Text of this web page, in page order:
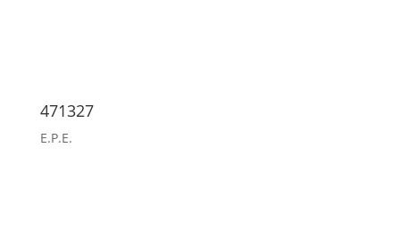
471327
E.P.E.